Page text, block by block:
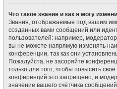
Что такое звание и как я могу
Звания, отображаемые под вашим
созданных вами сообщений или
пользователей: например,
вы не можете напрямую изменять
конференции, так как они
Пожалуйста, не засоряйте
только для того, чтобы повысить
конференций это запрещено, и
значение вашего счётчика